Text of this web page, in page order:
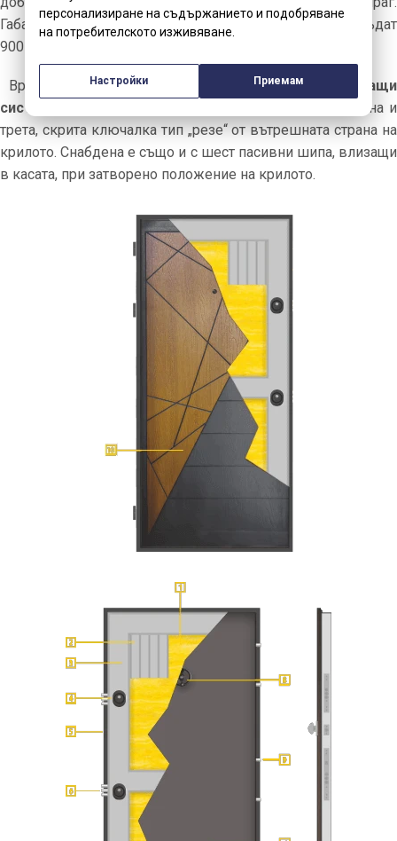
Габаритните размери на крилото с касата могат да бъдат
900 / 2000 мм., покриващи зидове до 340, 500 мм.
Вратата е снабдена с
две независими заключващи
системи
, всяка с по три активни шипа, като е добавена и
трета, скрита ключалка тип „резе“ от вътрешната страна на
крилото. Снабдена е също и с шест пасивни шипа, влизащи
в касата, при затворено положение на крилото.
персонализиране на съдържанието и подобряване
на потребителското изживяване.
Настройки Приемам